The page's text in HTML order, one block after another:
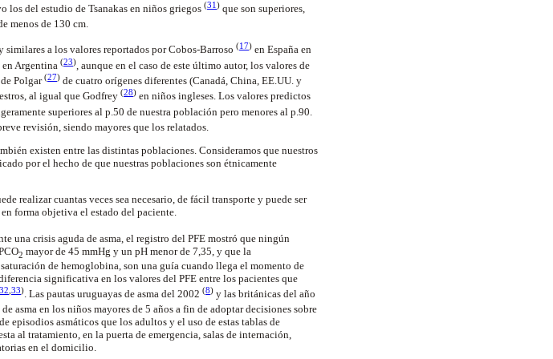
los del estudio de Tsanakas en niños griegos (31) que son superiores,
menos de 130 cm.
a los valores reportados por Cobos-Barroso (17) en España en
Argentina (23) , aunque en el caso de este último autor, los valores de
Polgar(27) de cuatro orígenes diferentes (Canadá, China, EE.UU. y
al igual que Godfrey (28) en niños ingleses. Los valores predictos
superiores al p.50 de nuestra población pero menores al p.90.
revisión, siendo mayores que los relatados.
existen entre las distintas poblaciones. Consideramos que nuestros
por el hecho de que nuestras poblaciones son étnicamente
realizar cuantas veces sea necesario, de fácil transporte y puede ser
forma objetiva el estado del paciente.
una crisis aguda de asma, el registro del PFE mostró que ningún
2 mayor de 45 mmHg y un pH menor de 7,35, y que la
de hemoglobina, son una guía cuando llega el momento de
significativa en los valores del PFE entre los pacientes que
32 33) . Las pautas uruguayas de asma del 2002 (8) y las británicas del año
asma en los niños mayores de 5 años a fin de adoptar decisiones sobre
episodios asmáticos que los adultos y el uso de estas tablas de
al tratamiento, en la puerta de emergencia, salas de internación,
en el domicilio.